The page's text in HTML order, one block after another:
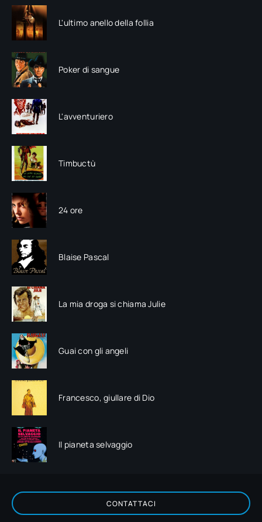
L'ultimo anello della follia
Poker di sangue
L'avventuriero
Timbuctù
24 ore
Blaise Pascal
La mia droga si chiama Julie
Guai con gli angeli
Francesco, giullare di Dio
Il pianeta selvaggio
CONTATTACI